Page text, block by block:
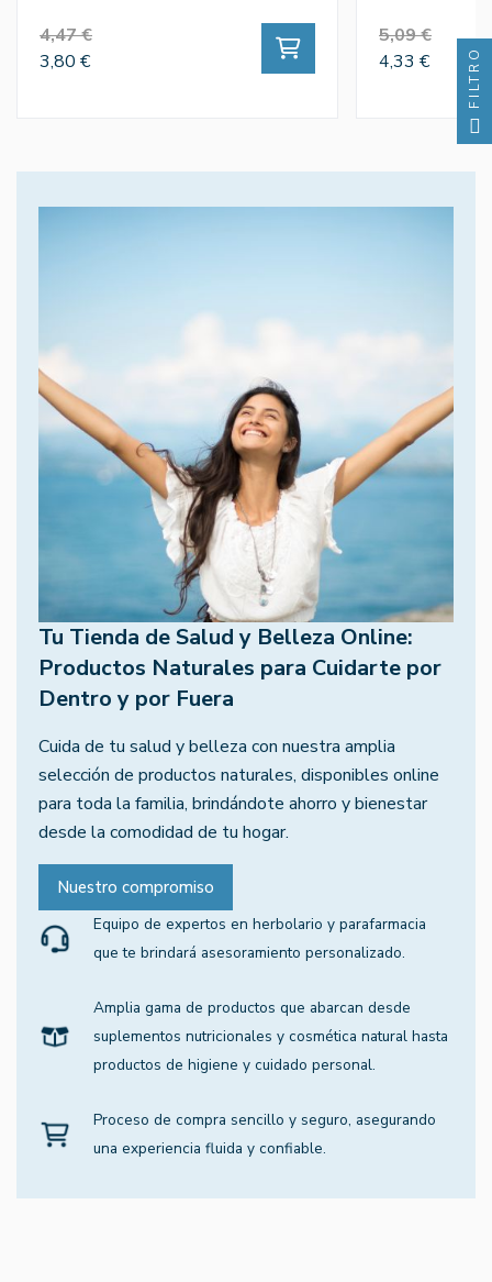
4,47 €
3,80 €
5,09 €
4,33 €
Tu Tienda de Salud y Belleza Online:
Productos Naturales para Cuidarte por
Dentro y por Fuera
Cuida de tu salud y belleza con nuestra amplia
selección de productos naturales, disponibles online
para toda la familia, brindándote ahorro y bienestar
desde la comodidad de tu hogar.
Nuestro compromiso
Equipo de expertos en herbolario y parafarmacia
que te brindará asesoramiento personalizado.
Amplia gama de productos que abarcan desde
suplementos nutricionales y cosmética natural hasta
productos de higiene y cuidado personal.
Proceso de compra sencillo y seguro, asegurando
una experiencia fluida y confiable.
FILTRO